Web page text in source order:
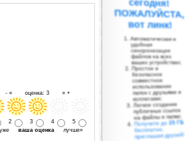
- « оценка: 3 » +
2 3 4
5
ваша оценкалучше»
вот линк!
Автоматическая и
удобная
синхронизация
файлов на всех
ваших устройствах;
Простое и
безопасное
совместное
использование
папок с друзьями и
коллегами;
Легкое создание
публичных ссылок
на файлы и папки;
Получите до25 ГБ
бесплатно,
приглашая друзей!